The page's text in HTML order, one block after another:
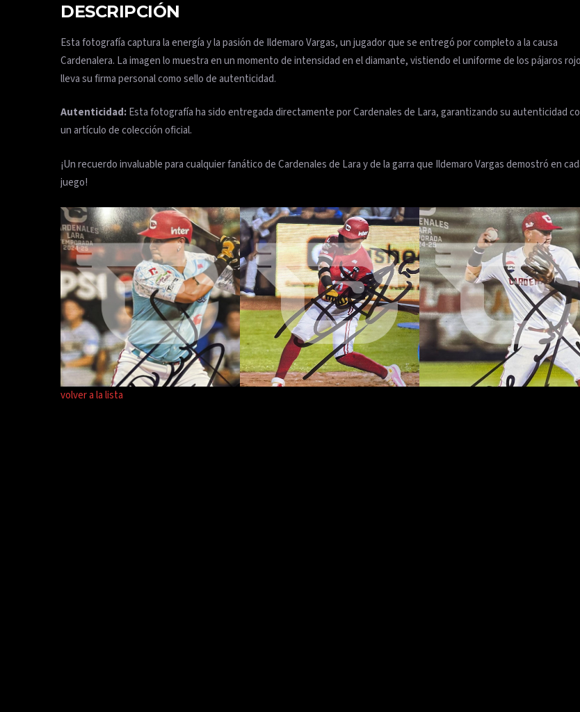
DESCRIPCIÓN
Esta fotografía captura la energía y la pasión de Ildemaro Vargas, un jugador que se entregó por completo a la causa
Cardenalera. La imagen lo muestra en un momento de intensidad en el diamante, vistiendo el uniforme de los pájaros
lleva su firma personal como sello de autenticidad.
Autenticidad:Esta fotografía ha sido entregada directamente por Cardenales de Lara, garantizando su autenticidad
un artículo de colección oficial.
¡Un recuerdo invaluable para cualquier fanático de Cardenales de Lara y de la garra que Ildemaro Vargas demostró en
juego!
volver a la lista